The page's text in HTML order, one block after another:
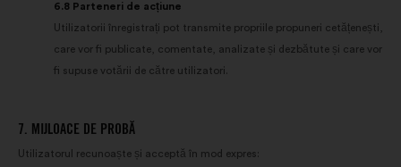
6.8 Parteneri de acțiune
Utilizatorii înregistrați pot transmite propriile propuneri cetățenești,
care vor fi publicate, comentate, analizate și dezbătute și care vor
fi supuse votării de către utilizatori.
7. MIJLOACE DE PROBĂ
Utilizatorul recunoaște și acceptă în mod expres: